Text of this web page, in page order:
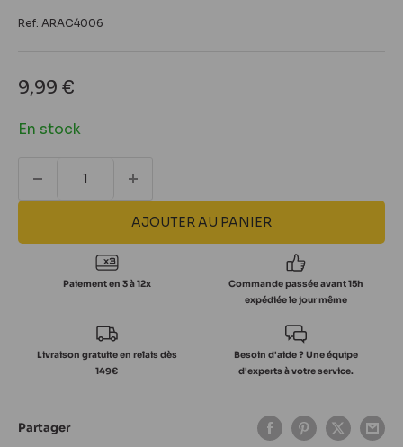
Ref: ARAC4006
Prix
9,99 €
En stock
AJOUTER AU PANIER
Paiement en 3 à 12x
Commande passée avant 15h
expédiée le jour même
Livraison gratuite en relais dès
149€
Besoin d'aide ? Une équipe
d'experts à votre service.
Partager